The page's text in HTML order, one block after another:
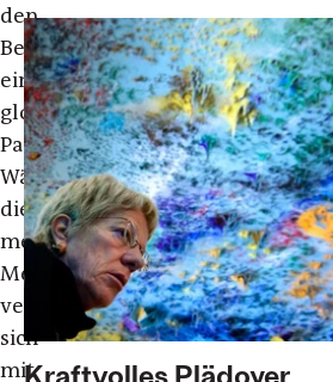
den
Bedingungen
einer
globalen
Pandemie.
Während
die
meisten
Menschen
versuchen,
sich
mitKraftvolles Plädoyer